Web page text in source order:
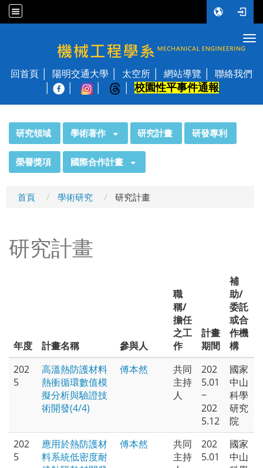
國立陽明交通大學 機械工程學系
回首頁 陽明交通大學 太空所 網站導覽
聯絡我們
校園性平事件通報
研究領域 學術著作 研究計畫 研發專利
榮譽獎項 國際合作計畫
首頁 學術研究 研究計畫
研究計畫
年度 計畫名稱 參與人
職
稱/
擔任
之工
作
計畫
期間
補
助/
委託
或合
作機
構
202
5
高溫熱防護材料
熱衝循環數值模
擬分析與驗證技
術開發(4/4)
傅本然
共同
主持
人
202
5.01
~
202
5.12
國家
中山
科學
研究
院
202
5
應用於熱防護材
料系統低密度耐
傅本然
共同
主持
202
5.01
國家
中山